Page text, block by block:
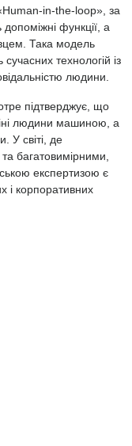
in-the-loop», за
функції, а
Така модель
технологій із
людини.
підтверджує, що
людини машиною, а
У світі, де
багатовимірними,
експертизою є
і корпоративних